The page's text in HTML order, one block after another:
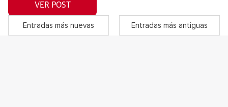
VER POST
Entradas más nuevas Entradas más antiguas